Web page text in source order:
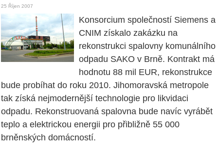
25 Říjen 2007
Konsorcium společností Siemens a
CNIM získalo zakázku na
rekonstrukci spalovny komunálního
odpadu SAKO v Brně. Kontrakt má
hodnotu 88 mil EUR, rekonstrukce
bude probíhat do roku 2010. Jihomoravská metropole
tak získá nejmodernější technologie pro likvidaci
odpadu. Rekonstruovaná spalovna bude navíc vyrábět
teplo a elektrickou energii pro přibližně 55 000
brněnských domácností.